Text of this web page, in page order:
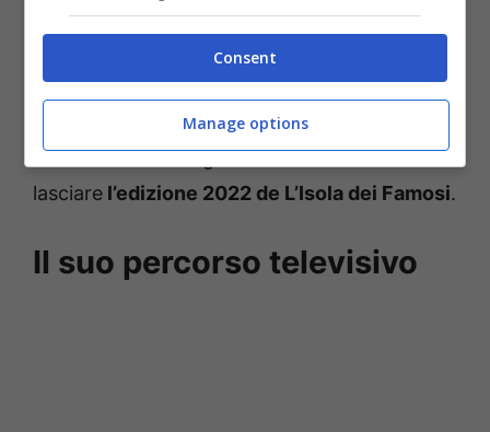
Insomma, queste sono state le
rilasciate dal Rodriguez sulla sua decisione di
lasciare l’edizione 2022 de L’Isola dei Famosi.
Il suo percorso televisivo
Consent
Manage options